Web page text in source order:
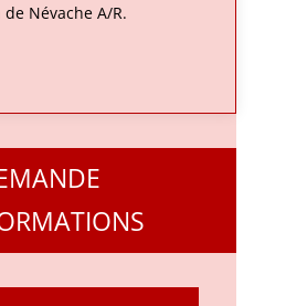
Névache A/R.